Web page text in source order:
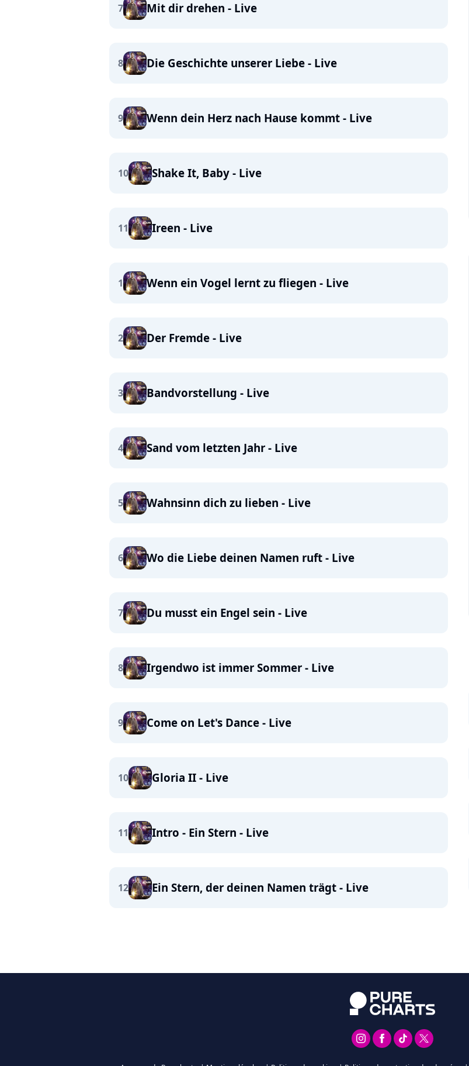
7 Mit dir drehen - Live
8 Die Geschichte unserer Liebe - Live
9 Wenn dein Herz nach Hause kommt - Live
10 Shake It, Baby - Live
11 Ireen - Live
1 Wenn ein Vogel lernt zu fliegen - Live
2 Der Fremde - Live
3 Bandvorstellung - Live
4 Sand vom letzten Jahr - Live
5 Wahnsinn dich zu lieben - Live
6 Wo die Liebe deinen Namen ruft - Live
7 Du musst ein Engel sein - Live
8 Irgendwo ist immer Sommer - Live
9 Come on Let's Dance - Live
10 Gloria II - Live
11 Intro - Ein Stern - Live
12 Ein Stern, der deinen Namen trägt - Live